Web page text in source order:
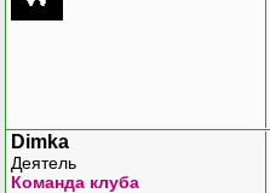
Dimka
Деятель
Команда клуба